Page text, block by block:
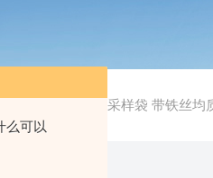
么可以
/ XZ-WJCYD无菌采样袋 带铁丝均